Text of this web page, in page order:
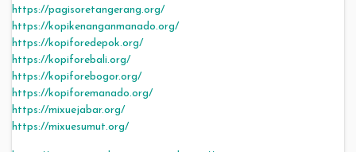
https://pagisoretangerang.org/
https://kopikenanganmanado.org/
https://kopiforedepok.org/
https://kopiforebali.org/
https://kopiforebogor.org/
https://kopiforemanado.org/
https://mixuejabar.org/
https://mixuesumut.org/